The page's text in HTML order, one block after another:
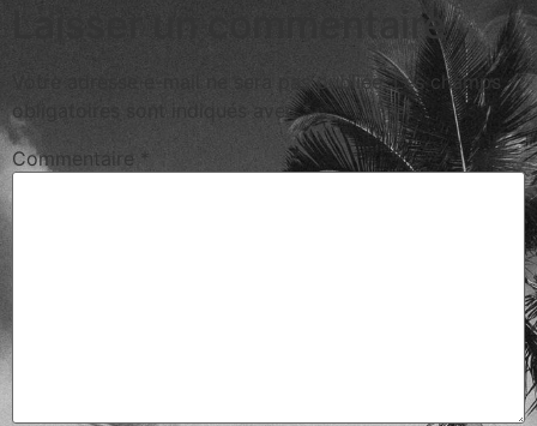
Laisser un commentaire
Votre adresse e-mail ne sera pas publiée. Les champs
obligatoires sont indiqués avec*
Commentaire *